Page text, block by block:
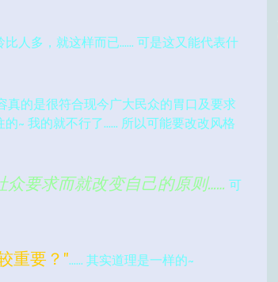
比人多，就这样而已…… 可是这又能代表什
真的是很符合现今广大民众的胃口及要求
~ 我的就不行了…… 所以可能要改改风格
要求而就改变自己的原则…… 可
重要？”…… 其实道理是一样的~